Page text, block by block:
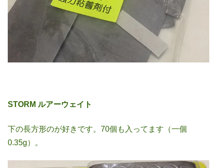
STORM ルアーウェイト
下の長方形のが好きです。70個も入ってます（一個
0.35g）。